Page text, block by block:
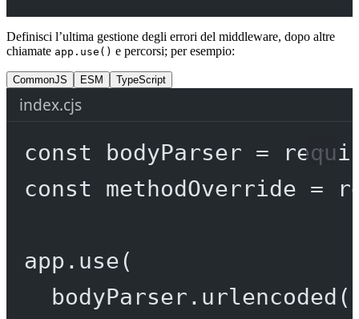
Definisci l’ultima gestione degli errori del middleware, dopo altre
chiamate app.use() e percorsi; per esempio:
CommonJS ESM TypeScript
index.cjs
const bodyParser =
const
methodOverride =
app. use(
bodyParser. urlencoded